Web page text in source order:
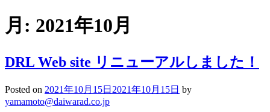
月: 2021年10月
DRL Web site リニューアルしました！
Posted on 2021年10月15日 2021年10月15日 by
yamamoto@daiwarad.co.jp